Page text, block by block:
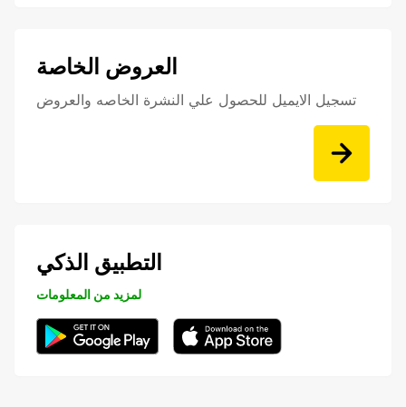
العروض الخاصة
تسجيل الايميل للحصول علي النشرة الخاصه والعروض
التطبيق الذكي
لمزيد من المعلومات